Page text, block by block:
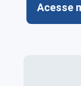
Acesse